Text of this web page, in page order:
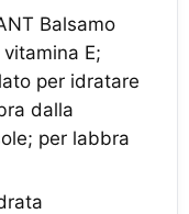
Balsamo
E;
per idratare
dalla
per labbra